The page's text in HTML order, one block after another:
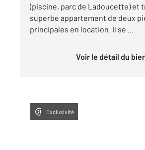
(piscine, parc de Ladoucette) et
superbe appartement de deux
principales en location. Il se ...
Voir le détail du
Exclusivité